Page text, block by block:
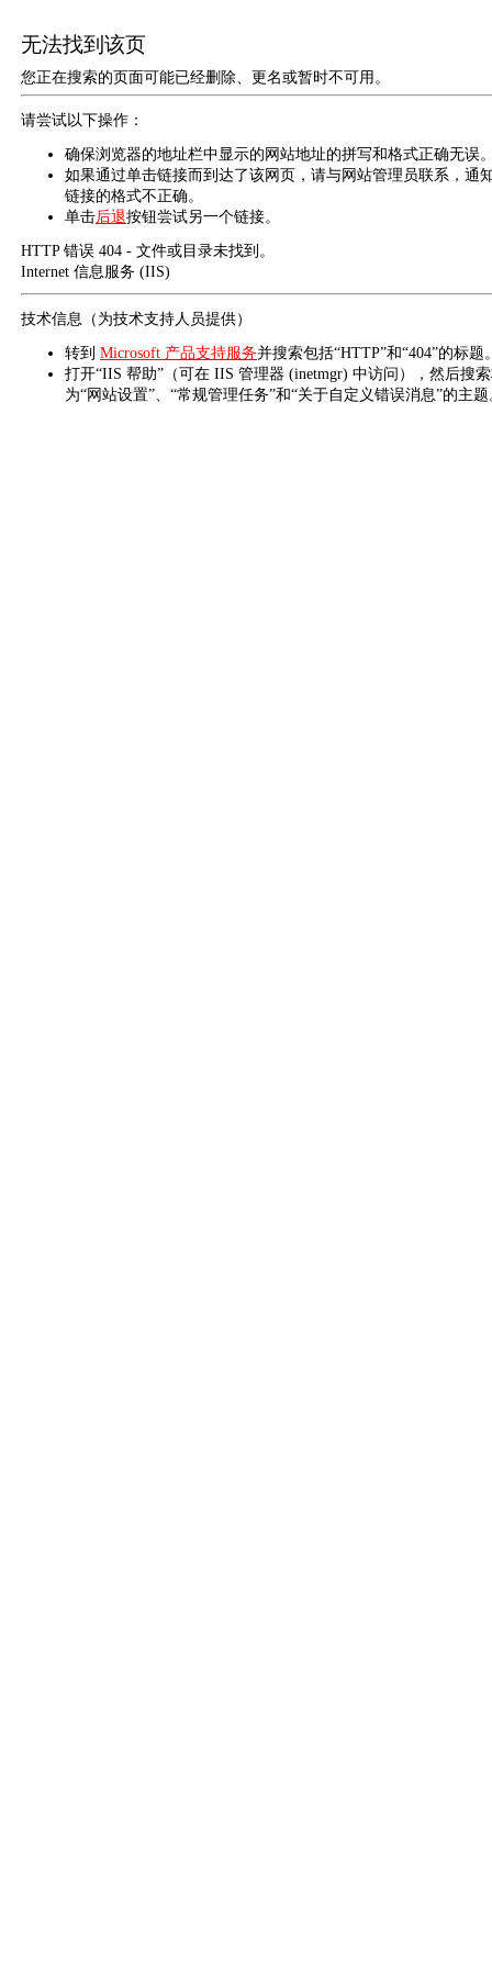
无法找到该页
您正在搜索的页面可能已经删除、更名或暂时不可用。
请尝试以下操作：
确保浏览器的地址栏中显示的网站地址的拼写和格式正确无误
如果通过单击链接而到达了该网页，请与网站管理员联系，通
链接的格式不正确。
单击后退按钮尝试另一个链接。
HTTP 错误 404 - 文件或目录未找到。
Internet 信息服务 (IIS)
技术信息（为技术支持人员提供）
转到 Microsoft 产品支持服务并搜索包括“HTTP”和“404”的标题
打开“IIS 帮助”（可在 IIS 管理器 (inetmgr) 中访问），然后搜
为“网站设置”、“常规管理任务”和“关于自定义错误消息”的主题